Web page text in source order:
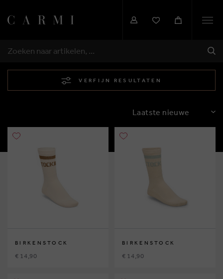
ZOEKEN
VERFIJN RESULTATEN
SORTEREN
BIRKENSTOCK
€ 14,90
BIRKENSTOCK
€ 14,90